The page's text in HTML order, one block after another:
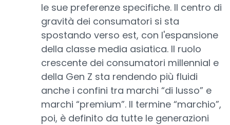
le sue preferenze specifiche. Il centro di
gravità dei consumatori si sta
spostando verso est, con l'espansione
della classe media asiatica. Il ruolo
crescente dei consumatori millennial e
della Gen Z sta rendendo più fluidi
anche i confini tra marchi “di lusso” e
marchi “premium”. Il termine “marchio”,
poi, è definito da tutte le generazioni